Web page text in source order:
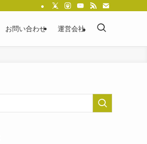
お問い合わせ 運営会社